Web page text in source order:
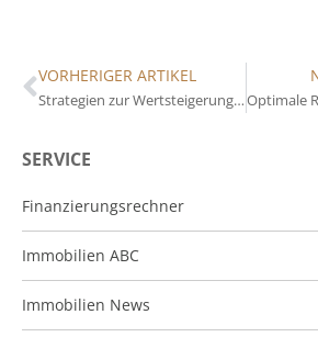
SERVICE
Finanzierungsrechner
Immobilien ABC
Immobilien News
VORHERIGER ARTIKEL
Strategien zur Wertsteigerung durch gezielte Gartenpflege